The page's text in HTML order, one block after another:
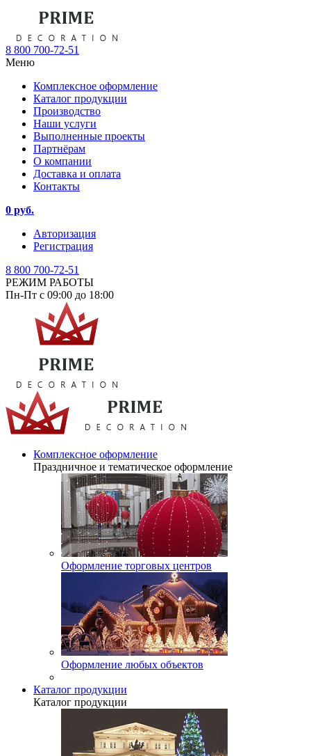
8 800 700-72-51
Меню
Комплексное оформление
Каталог продукции
Производство
Наши услуги
Выполненные проекты
Партнёрам
О компании
Доставка и оплата
Контакты
0 руб.
Авторизация
Регистрация
8 800 700-72-51
РЕЖИМ РАБОТЫ
Пн-Пт с 09:00 до 18:00
Комплексное оформление
Праздничное и тематическое оформление
Оформление торговых центров
Оформление любых объектов
Каталог продукции
Каталог продукции